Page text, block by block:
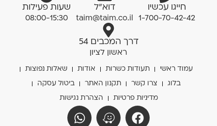
חייגו עכשיו
1-700-70-42-42
דוא”ל
taim@taim.co.il
שעות פעילות
08:00-15:30
דרך המכבים 54
ראשון לציון
עמוד ראשי תעודות כשרות אודות שאלות נפוצות
בלוג צרו קשר תקנון האתר ביטול עסקה
מדיניות פרטיות הצהרת נגישות